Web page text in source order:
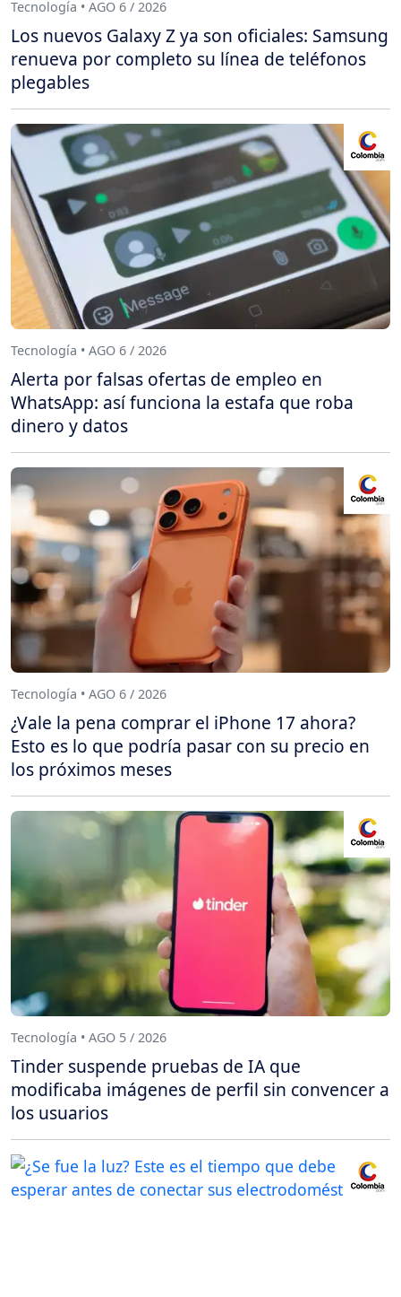
Tecnología • AGO 6 / 2026
Los nuevos Galaxy Z ya son oficiales: Samsung
renueva por completo su línea de teléfonos
plegables
Tecnología • AGO 6 / 2026
Alerta por falsas ofertas de empleo en
WhatsApp: así funciona la estafa que roba
dinero y datos
Tecnología • AGO 6 / 2026
¿Vale la pena comprar el iPhone 17 ahora?
Esto es lo que podría pasar con su precio en
los próximos meses
Tecnología • AGO 5 / 2026
Tinder suspende pruebas de IA que
modificaba imágenes de perfil sin convencer a
los usuarios